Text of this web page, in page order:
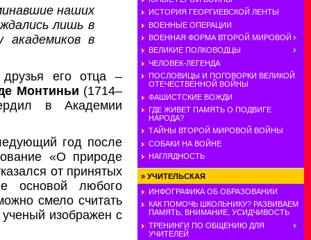
наших
лишь в
академиков в
его отца –
Монтиньи (1714–
в Академии
год после
«О природе
от принятых
основой любого
смело считать
изображен с
ИСТОРИЯ ГЕОРГИЕВСКОЙ ЛЕНТЫ
ВОЕННЫЕ ОПЕРАЦИИ
ВОЕННАЯ ФОРМА ВТОРОЙ МИРОВОЙ
ВЕЛИКИЕ ПОЛКОВОДЦЫ
ЧЕЛОВЕК-ЛЕГЕНДА
ПОСЛОВИЦЫ И ПОГОВОРКИ ВЕЛИКОЙ
ОТЕЧЕСТВЕННОЙ ВОЙНЫ
ФАШИСТСКИЕ ВОЖДИ
ГДЕ ЖИВЕТ ПАМЯТЬ О ПОДВИГЕ
НАРОДА?
ТАЙНЫ ВТОРОЙ МИРОВОЙ ВОЙНЫ
СОБАКИ НА ВОЙНЕ
НАГЛЯДНОСТЬ
» УЧИТЕЛЬСКАЯ
ИНФОГРАФИКА ОБ ОБРАЗОВАНИИ
КАК ПОМОЧЬ ШКОЛЬНИКУ? РАЗВИВАЕМ
ПАМЯТЬ, ВНИМАНИЕ, УСИДЧИВОСТЬ
ТРЕНИНГИ ПО ОБЩЕНИЮ ДЛЯ
УЧИТЕЛЕЙ